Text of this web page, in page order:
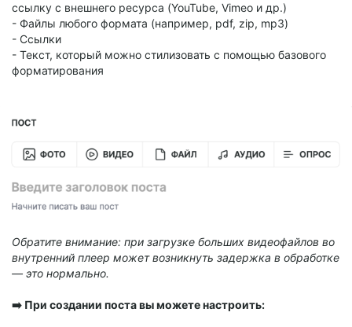
ссылку с внешнего ресурса (YouTube, Vimeo и др.)
- Файлы любого формата (например, pdf, zip, mp3)
- Ссылки
- Текст, который можно стилизовать с помощью базового
форматирования
Обратите внимание: при загрузке больших видеофайлов во
внутренний плеер может возникнуть задержка в обработке
— это нормально.
➡️ При создании поста вы можете настроить: